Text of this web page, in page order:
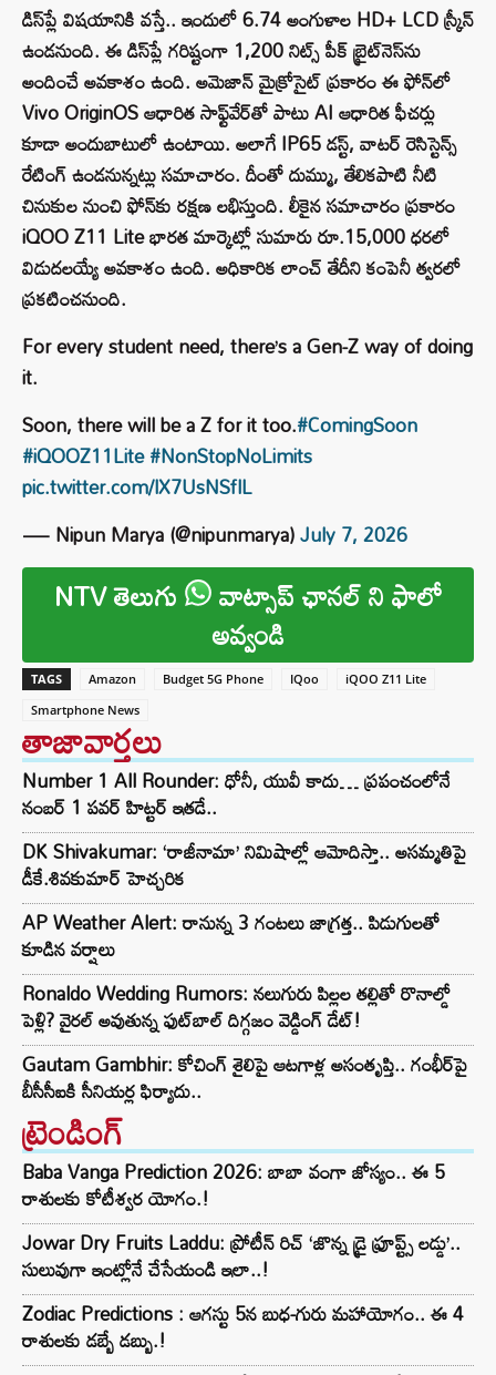
డిస్‌ప్లే విషయానికి వస్తే.. ఇందులో 6.74 అంగుళాల HD+ LCD స్క్రీన్
ఉండనుంది. ఈ డిస్‌ప్లే గరిష్టంగా 1,200 నిట్స్ పీక్ బ్రైట్‌నెస్‌ను
అందించే అవకాశం ఉంది. అమెజాన్ మైక్రోసైట్ ప్రకారం ఈ ఫోన్‌లో
Vivo OriginOS ఆధారిత సాఫ్ట్‌వేర్‌తో పాటు AI ఆధారిత ఫీచర్లు
కూడా అందుబాటులో ఉంటాయి. అలాగే IP65 డస్ట్, వాటర్ రెసిస్టెన్స్
రేటింగ్ ఉండనున్నట్లు సమాచారం. దీంతో దుమ్ము, తేలికపాటి నీటి
చినుకుల నుంచి ఫోన్‌కు రక్షణ లభిస్తుంది. లీకైన సమాచారం ప్రకారం
iQOO Z11 Lite భారత మార్కెట్లో సుమారు రూ.15,000 ధరలో
విడుదలయ్యే అవకాశం ఉంది. అధికారిక లాంచ్ తేదీని కంపెనీ త్వరలో
ప్రకటించనుంది.
For every student need, there’s a Gen-Z way of doing
it.
Soon, there will be a Z for it too.#ComingSoon
#iQOOZ11Lite#NonStopNoLimits
pic.twitter.com/lX7UsNSflL
— Nipun Marya (@nipunmarya)July 7, 2026
NTV తెలుగు వాట్సాప్ ఛానల్ ని ఫాలో
అవ్వండి
TAGS Amazon Budget 5G Phone IQoo
iQOO Z11 Lite
Smartphone News
తాజావార్తలు
Number 1 All Rounder: ధోనీ, యువీ కాదు… ప్రపంచంలోనే
నంబర్ 1 పవర్ హిట్టర్ ఇతడే..
DK Shivakumar: ‘రాజీనామా’ నిమిషాల్లో ఆమోదిస్తా.. అసమ్మతిపై
డీకే.శివకుమార్ హెచ్చరిక
AP Weather Alert: రానున్న 3 గంటలు జాగ్రత్త.. పిడుగులతో
కూడిన వర్షాలు
Ronaldo Wedding Rumors: నలుగురు పిల్లల తల్లితో రొనాల్డో
పెళ్లి? వైరల్ అవుతున్న ఫుట్‌బాల్ దిగ్గజం వెడ్డింగ్ డేట్!
Gautam Gambhir: కోచింగ్ శైలిపై ఆటగాళ్ల అసంతృప్తి.. గంభీర్‌పై
బీసీసీఐకి సీనియర్ల ఫిర్యాదు..
ట్రెండింగ్‌
Baba Vanga Prediction 2026: బాబా వంగా జోస్యం.. ఈ 5
రాశులకు కోటీశ్వర యోగం.!
Jowar Dry Fruits Laddu: ప్రోటీన్ రిచ్ ‘జొన్న డ్రై ఫ్రూప్ట్స్ లడ్డు’..
సులువుగా ఇంట్లోనే చేసేయండి ఇలా..!
Zodiac Predictions : ఆగస్టు 5న బుధ-గురు మహాయోగం.. ఈ 4
రాశులకు డబ్బే డబ్బు.!